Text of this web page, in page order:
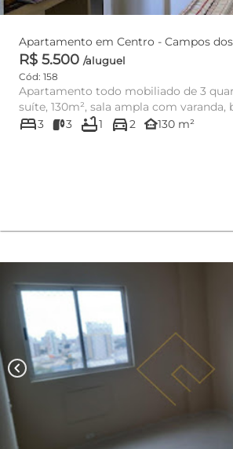
Apartamento em Centro
R$ 5.500 /aluguel
Cód: 158
Apartamento todo mobiliado de 3
suíte, 130m², sala ampla com varanda,
cozinha, área ...
bed3 3 bathtub1 directions_car2 other_houses130 m²
chevron_left